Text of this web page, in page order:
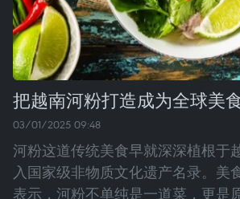
把越南河粉打造成为全球美
03/01/2025 09:48
河粉这道传统美食早就深深植根于
入国家级非物质文化遗产名录。美
表示，河粉不单纯是一道菜，更是